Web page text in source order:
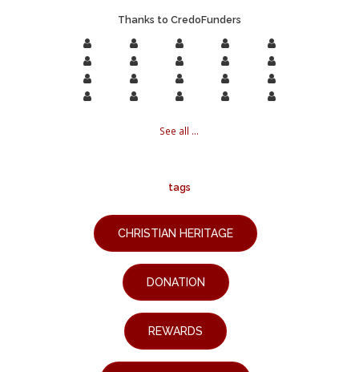
Thanks to CredoFunders
See all ...
tags
CHRISTIAN HERITAGE
DONATION
REWARDS